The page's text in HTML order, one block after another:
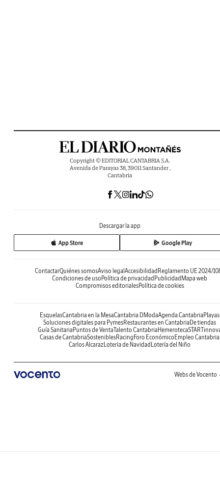
Copyright © EDITORIAL CANTABRIA S.A.
Avenida de Parayas 38, 39011 Santander ,
Cantabria
Descargar la app
App Store Google Play
ContactarQuiénes somosAviso legal Accesibilidad Reglamento UE 2024/
Condiciones de uso Política de privacidad Publicidad Mapa web
Compromisos editorialesPolítica de cookies
EsquelasCantabria en la MesaCantabria DModaAgenda Cantabria Playas
Soluciones digitales para PymesRestaurantes en Cantabria De tiendas
Guía Sanitaria Puntos de VentaTalento Cantabria Hemeroteca
Casas de CantabriaSosteniblesRacing Foro Económico Empleo Cantabria
Carlos AlcarazLotería de Navidad Lotería del Niño
Webs de Vocento